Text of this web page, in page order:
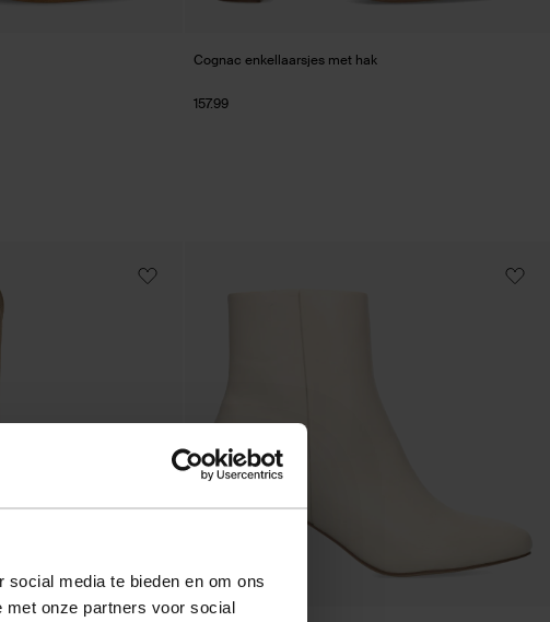
media te bieden en om ons
onze partners voor social
Cognac enkellaarsjes met hak
157.99